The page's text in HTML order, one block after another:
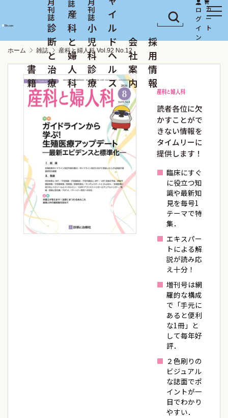
書
籍
診
断
と
治
療
産
科
と
婦
人
科
小
児
科
診
療
イ
ル
ド
ヘ
ル
ス
会
社
案
内
採
用
情
報
ホーム 雑誌 産科と婦人科 Vol.92 No.12
読者各位に欠
かすことがで
きない情報を
タイムリーに
提供します！
臨床にすぐ
に役立つ知
識や最新知
見を毎号1
テーマで特
集．
エキスパー
トによる解
説が読み応
え十分！
増刊号は網
羅的な構成
で「手元に
あると便利
な1冊」と
して毎年好
評．
２色刷りの
ビジュアル
な誌面でポ
イントが一
目でわかり
やすい．